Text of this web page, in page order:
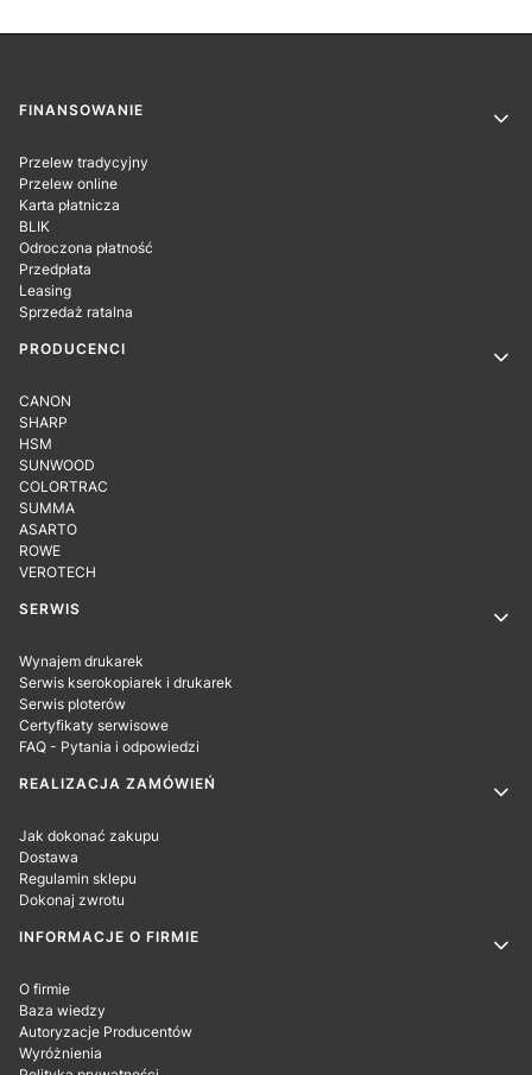
Linki w stopce
FINANSOWANIE
Przelew tradycyjny
Przelew online
Karta płatnicza
BLIK
Odroczona płatność
Przedpłata
Leasing
Sprzedaż ratalna
PRODUCENCI
CANON
SHARP
HSM
SUNWOOD
COLORTRAC
SUMMA
ASARTO
ROWE
VEROTECH
SERWIS
Wynajem drukarek
Serwis kserokopiarek i drukarek
Serwis ploterów
Certyfikaty serwisowe
FAQ - Pytania i odpowiedzi
REALIZACJA ZAMÓWIEŃ
Jak dokonać zakupu
Dostawa
Regulamin sklepu
Dokonaj zwrotu
INFORMACJE O FIRMIE
O firmie
Baza wiedzy
Autoryzacje Producentów
Wyróżnienia